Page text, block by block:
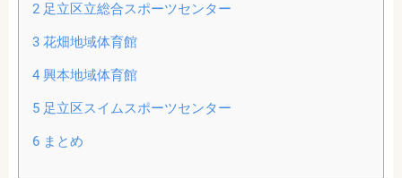
2足立区立総合スポーツセンター
3花畑地域体育館
4興本地域体育館
5足立区スイムスポーツセンター
6まとめ